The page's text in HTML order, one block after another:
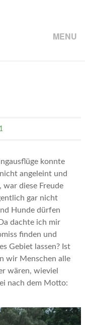
MENU
1
konnte
angeleint und
war diese Freude
gar nicht
Hunde dürfen
dachte ich mir
finden und
Gebiet lassen? Ist
wir Menschen alle
wären, wieviel
nach dem Motto: